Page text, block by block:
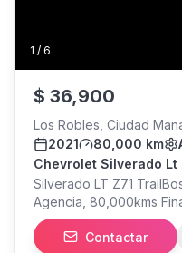
1 / 6
$ 36,900
Los Robles, Ciudad
2021
80,000 km
Chevrolet Silverado Lt
Silverado LT Z71
Agencia, 80,000kms
Aceptamos propuesta
o escribir al con Elena
Contactar